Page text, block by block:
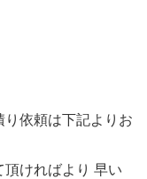
依頼は下記よりお
ければより 早い